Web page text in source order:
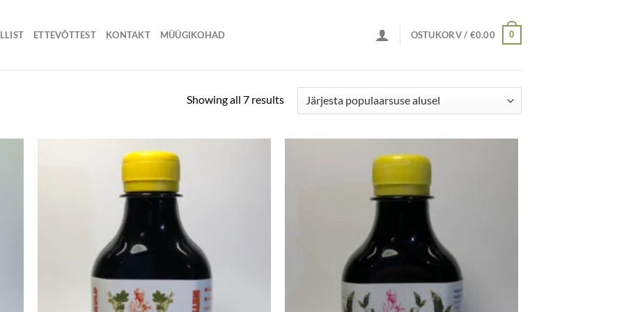
ETTEVÕTTEST KONTAKT MÜÜGIKOHAD OSTUKORV / €0.00 0
Showing all 7 results